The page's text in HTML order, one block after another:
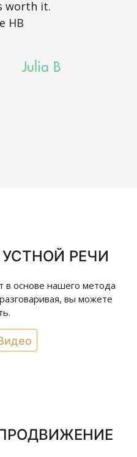
worth it.
HB
Julia B
РЕЧИ
в основе нашего метода
вы можете